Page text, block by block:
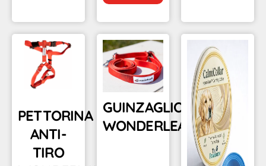
PETTORINA
ANTI-
TIRO
GUINZAGLIO
WONDERLEASH